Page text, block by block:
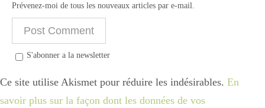
Prévenez-moi de tous les nouveaux articles par e-mail.
S'abonner a la newsletter
Ce site utilise Akismet pour réduire les indésirables. En
savoir plus sur la façon dont les données de vos